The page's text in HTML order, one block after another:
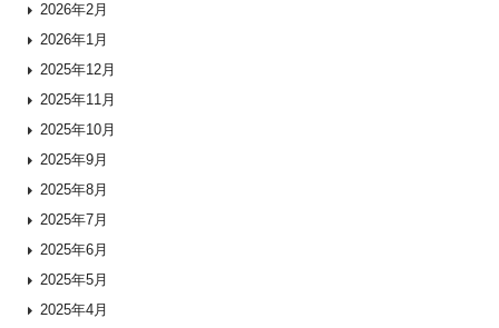
2026年2月
2026年1月
2025年12月
2025年11月
2025年10月
2025年9月
2025年8月
2025年7月
2025年6月
2025年5月
2025年4月